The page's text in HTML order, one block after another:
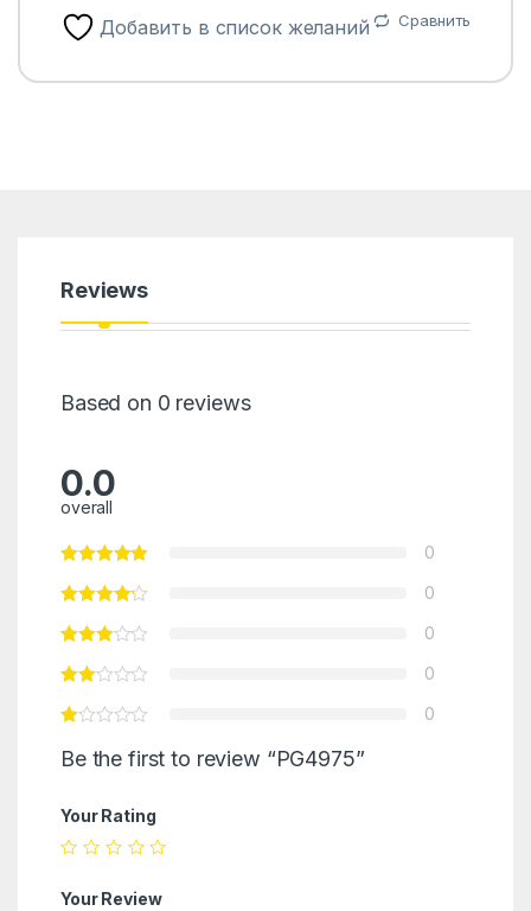
Добавить в список желаний Сравнить
Reviews
Based on 0 reviews
0.0
overall
0
0
0
0
0
Be the first to review “PG4975”
Your Rating
Your Review